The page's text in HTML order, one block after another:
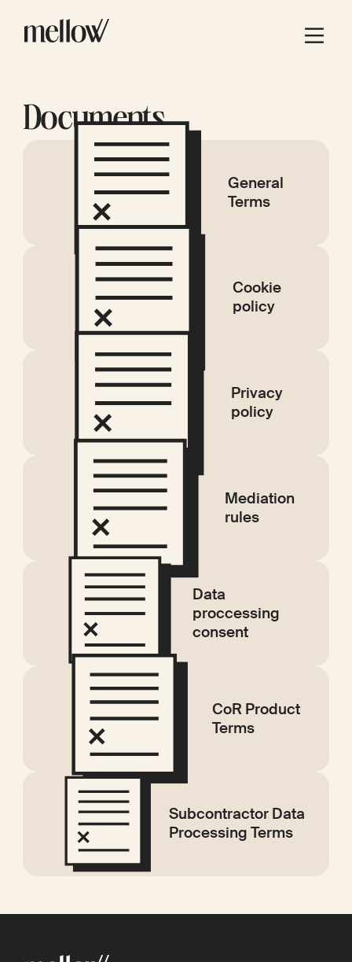
Documents
General
Terms
Cookie
policy
Privacy
policy
Mediation
rules
Data
proccessing
consent
CoR Product
Terms
Subcontractor Data
Processing Terms